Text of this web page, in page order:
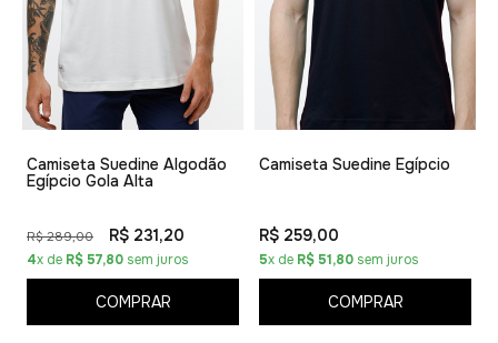
Camiseta Suedine Algodão
Egípcio Gola Alta
R$ 289,00 R$ 231,20
4x de R$ 57,80 sem juros
COMPRAR
Camiseta Suedine Egípcio
R$ 259,00
5x de R$ 51,80 sem juros
COMPRAR